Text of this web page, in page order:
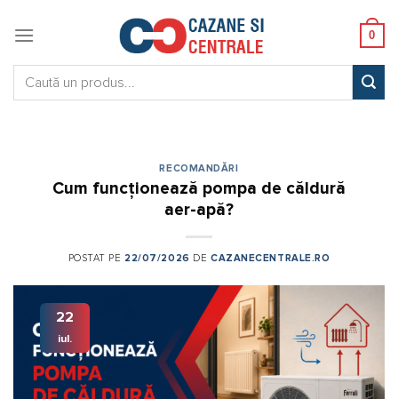
0
RECOMANDĂRI
Cum funcționează pompa de căldură
aer-apă?
POSTAT PE 22/07/2026 DE CAZANECENTRALE.RO
22
iul.